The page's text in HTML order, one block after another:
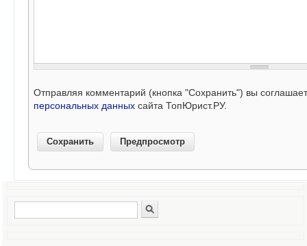
Отправляя комментарий (кнопка "Сохранить") вы
персональных данных сайта ТопЮрист.РУ.
Форма поиска